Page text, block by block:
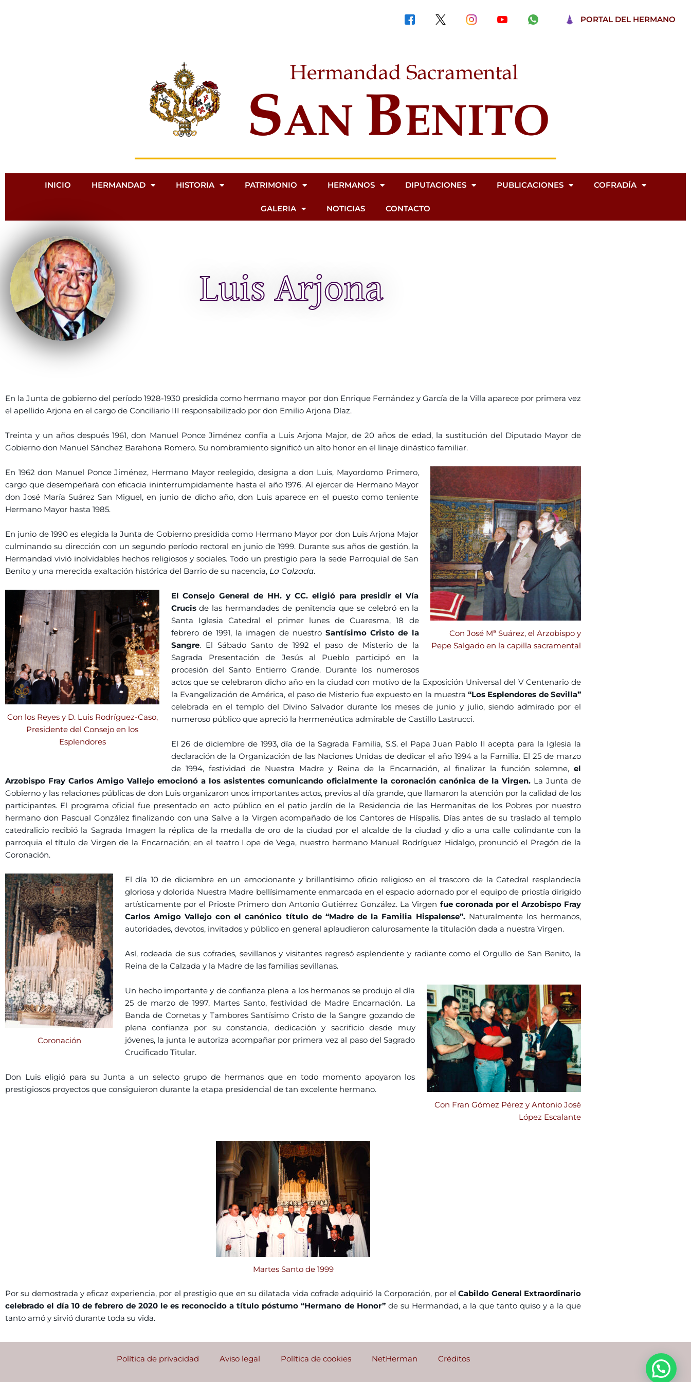
PORTAL DEL HERMANO
INICIO HERMANDAD HISTORIA PATRIMONIO HERMANOS DIPUTACIONES PUBLICACIONES COFRADÍA
GALERIA NOTICIAS CONTACTO
Luis Arjona
En la Junta de gobierno del período 1928-1930 presidida como hermano mayor por don Enrique Fernández y García de la Villa aparece por primera vez
el apellido Arjona en el cargo de Conciliario III responsabilizado por don Emilio Arjona Díaz.
Treinta y un años después 1961, don Manuel Ponce Jiménez confía a Luis Arjona Major, de 20 años de edad, la sustitución del Diputado Mayor de
Gobierno don Manuel Sánchez Barahona Romero. Su nombramiento significó un alto honor en el linaje dinástico familiar.
Con José Mª Suárez, el Arzobispo y
Pepe Salgado en la capilla sacramental
En 1962 don Manuel Ponce Jiménez, Hermano Mayor reelegido, designa a don Luis, Mayordomo Primero,
cargo que desempeñará con eficacia ininterrumpidamente hasta el año 1976. Al ejercer de Hermano Mayor
don José María Suárez San Miguel, en junio de dicho año, don Luis aparece en el puesto como teniente
Hermano Mayor hasta 1985.
En junio de 1990 es elegida la Junta de Gobierno presidida como Hermano Mayor por don Luis Arjona Major
culminando su dirección con un segundo período rectoral en junio de 1999. Durante sus años de gestión, la
Hermandad vivió inolvidables hechos religiosos y sociales. Todo un prestigio para la sede Parroquial de San
Benito y una merecida exaltación histórica del Barrio de su nacencia, La Calzada.
Con los Reyes y D. Luis Rodríguez-Caso,
Presidente del Consejo en los
Esplendores
El Consejo General de HH. y CC. eligió para presidir el Vía
Crucisde las hermandades de penitencia que se celebró en la
Santa Iglesia Catedral el primer lunes de Cuaresma, 18 de
febrero de 1991, la imagen de nuestroSantísimo Cristo de la
Sangre. El Sábado Santo de 1992 el paso de Misterio de la
Sagrada Presentación de Jesús al Pueblo participó en la
procesión del Santo Entierro Grande. Durante los numerosos
actos que se celebraron dicho año en la ciudad con motivo de la Exposición Universal del V Centenario de
la Evangelización de América, el paso de Misterio fue expuesto en la muestra“Los Esplendores de Sevilla”
celebrada en el templo del Divino Salvador durante los meses de junio y julio, siendo admirado por el
numeroso público que apreció la hermenéutica admirable de Castillo Lastrucci.
El 26 de diciembre de 1993, día de la Sagrada Familia, S.S. el Papa Juan Pablo II acepta para la Iglesia la
declaración de la Organización de las Naciones Unidas de dedicar el año 1994 a la Familia. El 25 de marzo
de 1994, festividad de Nuestra Madre y Reina de la Encarnación, al finalizar la función solemne, el
Arzobispo Fray Carlos Amigo Vallejo emocionó a los asistentes comunicando oficialmente la coronación canónica de la Virgen. La Junta de
Gobierno y las relaciones públicas de don Luis organizaron unos importantes actos, previos al día grande, que llamaron la atención por la calidad de los
participantes. El programa oficial fue presentado en acto público en el patio jardín de la Residencia de las Hermanitas de los Pobres por nuestro
hermano don Pascual González finalizando con una Salve a la Virgen acompañado de los Cantores de Híspalis. Días antes de su traslado al templo
catedralicio recibió la Sagrada Imagen la réplica de la medalla de oro de la ciudad por el alcalde de la ciudad y dio a una calle colindante con la
parroquia el título de Virgen de la Encarnación; en el teatro Lope de Vega, nuestro hermano Manuel Rodríguez Hidalgo, pronunció el Pregón de la
Coronación.
Coronación
El día 10 de diciembre en un emocionante y brillantísimo oficio religioso en el trascoro de la Catedral resplandecía
gloriosa y dolorida Nuestra Madre bellísimamente enmarcada en el espacio adornado por el equipo de priostía dirigido
artísticamente por el Prioste Primero don Antonio Gutiérrez González. La Virgen fue coronada por el Arzobispo Fray
Carlos Amigo Vallejo con el canónico título de “Madre de la Familia Hispalense”.Naturalmente los hermanos,
autoridades, devotos, invitados y público en general aplaudieron calurosamente la titulación dada a nuestra Virgen.
Así, rodeada de sus cofrades, sevillanos y visitantes regresó esplendente y radiante como el Orgullo de San Benito, la
Reina de la Calzada y la Madre de las familias sevillanas.
Con Fran Gómez Pérez y Antonio José
López Escalante
Un hecho importante y de confianza plena a los hermanos se produjo el día
25 de marzo de 1997, Martes Santo, festividad de Madre Encarnación. La
Banda de Cornetas y Tambores Santísimo Cristo de la Sangre gozando de
plena confianza por su constancia, dedicación y sacrificio desde muy
jóvenes, la junta le autoriza acompañar por primera vez al paso del Sagrado
Crucificado Titular.
Don Luis eligió para su Junta a un selecto grupo de hermanos que en todo momento apoyaron los
prestigiosos proyectos que consiguieron durante la etapa presidencial de tan excelente hermano.
Martes Santo de 1999
Por su demostrada y eficaz experiencia, por el prestigio que en su dilatada vida cofrade adquirió la Corporación, por elCabildo General Extraordinario
celebrado el día 10 de febrero de 2020 le es reconocido a título póstumo “Hermano de Honor”de su Hermandad, a la que tanto quiso y a la que
tanto amó y sirvió durante toda su vida.
Política de privacidad Aviso legal Política de cookies NetHerman Créditos